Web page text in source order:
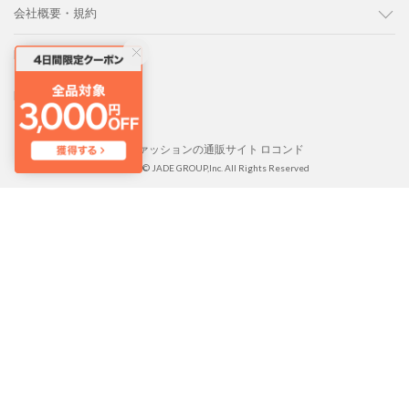
会社概要・規約
LOCONDO PC版
LOCONDO アプリ
靴とファッションの通販サイト ロコンド
Copyright © JADE GROUP,Inc. All Rights Reserved